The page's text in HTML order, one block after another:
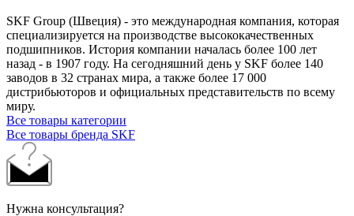
SKF Group (Швеция) - это международная компания, которая
специализируется на производстве высококачественных
подшипников. История компании началась более 100 лет
назад - в 1907 году. На сегодняшний день у SKF более 140
заводов в 32 странах мира, а также более 17 000
дистрибьюторов и официальных представительств по всему
миру.
Все товары категории
Все товары бренда SKF
Нужна консультация?